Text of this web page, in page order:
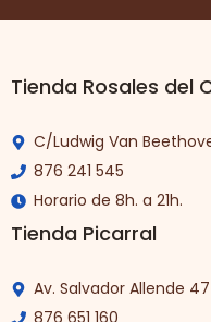
Tienda Rosales del
C/Ludwig Van
876 241 545
Horario de 8h. a 21h.
Tienda Picarral
Av. Salvador Allende
876 651 160